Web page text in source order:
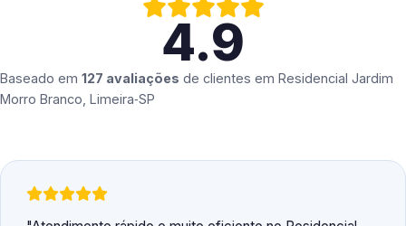
4.9
Baseado em 127 avaliações de clientes em Residencial Jardim
Morro Branco, Limeira‑SP